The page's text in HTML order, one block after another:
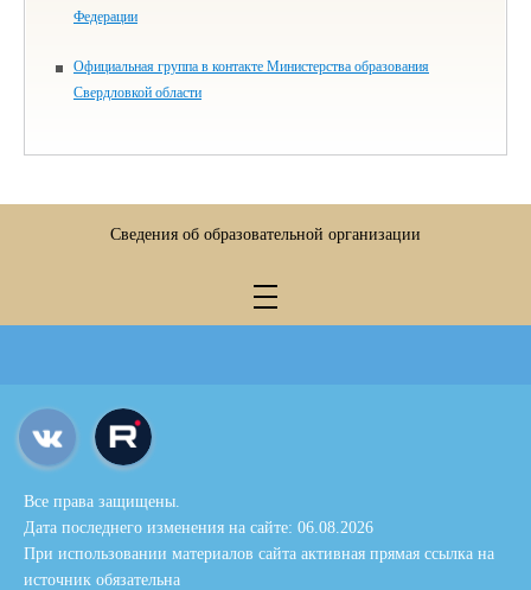
Федерации
Официальная группа в контакте Министерства образования
Свердловкой области
Сведения об образовательной организации
Все права защищены.
Дата последнего изменения на сайте: 06.08.2026
При использовании материалов сайта активная прямая ссылка на
источник обязательна